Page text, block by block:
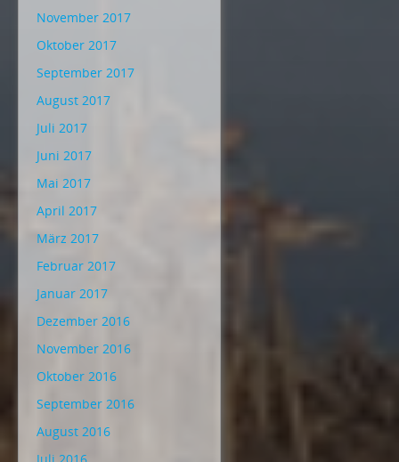
November 2017
Oktober 2017
September 2017
August 2017
Juli 2017
Juni 2017
Mai 2017
April 2017
März 2017
Februar 2017
Januar 2017
Dezember 2016
November 2016
Oktober 2016
September 2016
August 2016